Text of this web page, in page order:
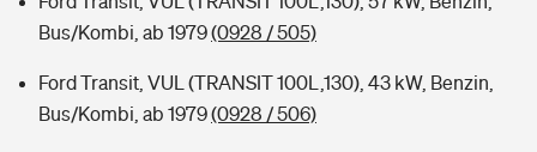
Bus/Kombi, ab 1979(0928 / 505)
Ford Transit, VUL (TRANSIT 100L,130), 43 kW, Benzin,
Bus/Kombi, ab 1979(0928 / 506)